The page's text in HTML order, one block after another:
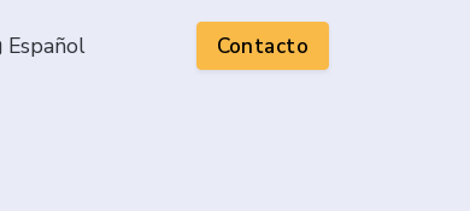
Español Contacto